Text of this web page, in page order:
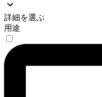
詳細を選ぶ
用途